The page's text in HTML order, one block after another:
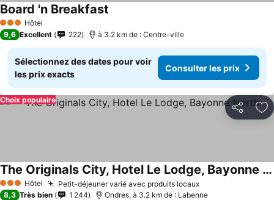
3 ÉtoilesHôtel
Board 'n Breakfast
9,6 Excellent 222 à 3.2 km de : Centre-ville
Sélectionnez des dates pour voir
les prix exacts
Consulter les prix
Partager
Choix populaire
3 ÉtoilesHôtel Petit-déjeuner varié avec produits locaux
The Originals City, Hotel Le Lodge, Bayonne North
8,3 Très bien 1 244 Ondres, à 3.2 km de : Labenne